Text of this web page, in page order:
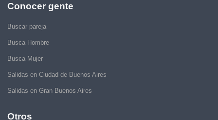
Conocer gente
Buscar pareja
Busca Hombre
Busca Mujer
Salidas en Ciudad de Buenos Aires
Salidas en Gran Buenos Aires
Otros